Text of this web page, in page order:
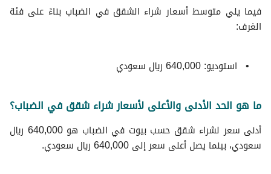
فيما يلي متوسط ​​أسعار شراء الشقق في الضباب بناءً على فئة
الغرف:
استوديو: 640,000 ريال سعودي
ما هو الحد الأدنى والأعلى لأسعار شراء شقق في الضباب؟
أدنى سعر لشراء شقق حسب بيوت في الضباب هو 640,000 ريال
سعودي، بينما يصل أعلى سعر إلى 640,000 ريال سعودي.